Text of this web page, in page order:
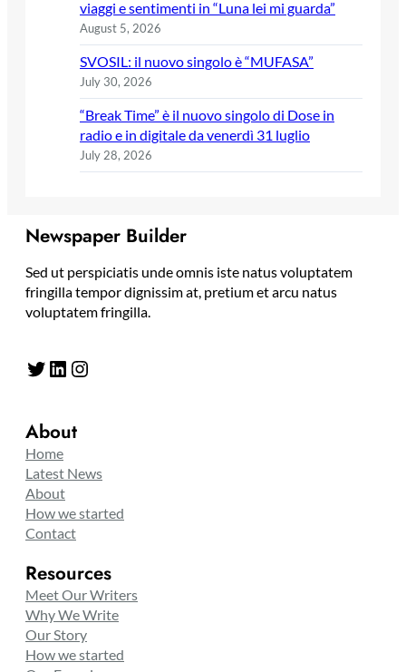
viaggi e sentimenti in “Luna lei mi guarda”
August 5, 2026
SVOSIL: il nuovo singolo è “MUFASA”
July 30, 2026
“Break Time” è il nuovo singolo di Dose in
radio e in digitale da venerdì 31 luglio
July 28, 2026
Newspaper Builder
Sed ut perspiciatis unde omnis iste natus voluptatem
fringilla tempor dignissim at, pretium et arcu natus
voluptatem fringilla.
Twitter LinkedIn Instagram
About
Home
Latest News
About
How we started
Contact
Resources
Meet Our Writers
Why We Write
Our Story
How we started